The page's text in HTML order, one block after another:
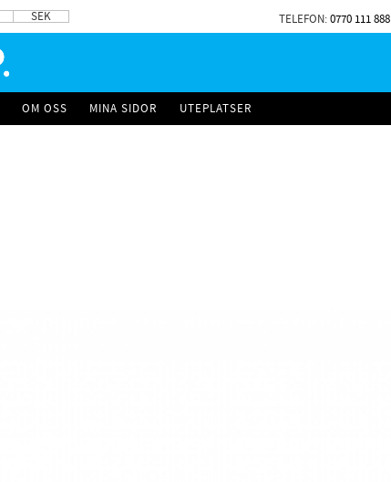
SEK TELEFON:0770 111 888
OM OSS MINA SIDOR UTEPLATSER